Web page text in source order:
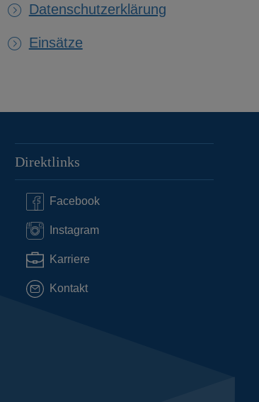
Datenschutzerklärung
Einsätze
Direktlinks
Facebook
Instagram
Karriere
Kontakt